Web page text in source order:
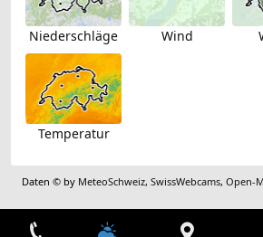
Niederschläge Wind
Temperatur
Daten © by MeteoSchweiz,SwissWebcams,Open-